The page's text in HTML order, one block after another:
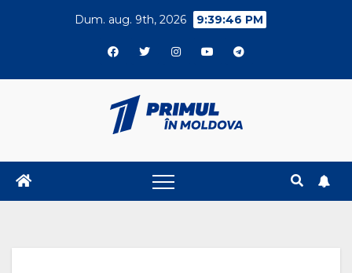
Dum. aug. 9th, 2026 9:39:47 PM